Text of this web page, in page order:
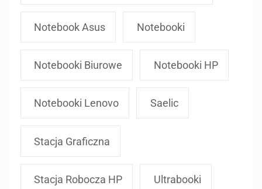
Notebook Asus Notebooki
Notebooki Biurowe Notebooki HP
Notebooki Lenovo Saelic
Stacja Graficzna
Stacja Robocza HP Ultrabooki